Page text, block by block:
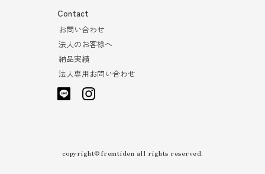
Contact
お問い合わせ
法人のお客様へ
納品実績
法人専用お問い合わせ
copyright©fremtiden all rights reserved.